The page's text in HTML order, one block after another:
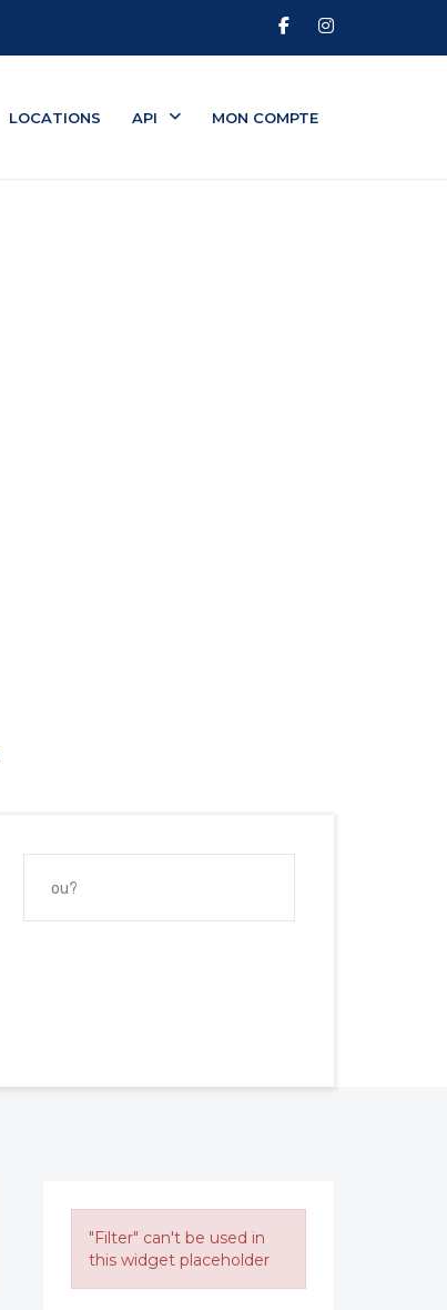
LOCATIONS API MON COMPTE
"Filter" can't be used in
this widget placeholder